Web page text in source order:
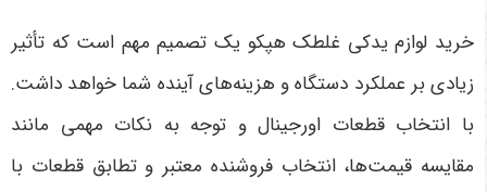
خرید لوازم یدکی غلطک هپکو یک تصمیم مهم است که تأثیر
زیادی بر عملکرد دستگاه و هزینه‌های آینده شما خواهد داشت.
با انتخاب قطعات اورجینال و توجه به نکات مهمی مانند
مقایسه قیمت‌ها، انتخاب فروشنده معتبر و تطابق قطعات با